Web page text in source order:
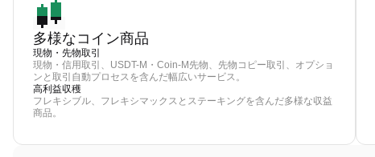
多様なコイン商品
現物・先物取引
現物・信用取引、USDT-M・Coin-M先物、先物コピー取引、オプショ
ンと取引自動プロセスを含んだ幅広いサービス。
高利益収穫
フレキシブル、フレキシマックスとステーキングを含んだ多様な収益
商品。